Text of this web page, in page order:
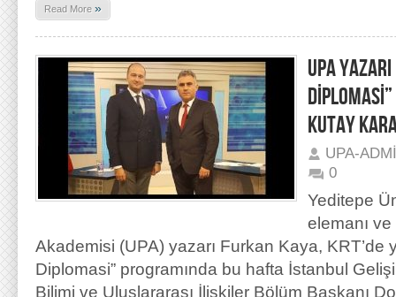
Read More »
UPA
KUTAY
UPA-
0
Yeditepe
elemanı
Akademisi (UPA) yazarı Furkan Kaya, KRT’de
Diplomasi” programında bu hafta İstanbul
Bilimi ve Uluslararası İlişkiler Bölüm Başkanı